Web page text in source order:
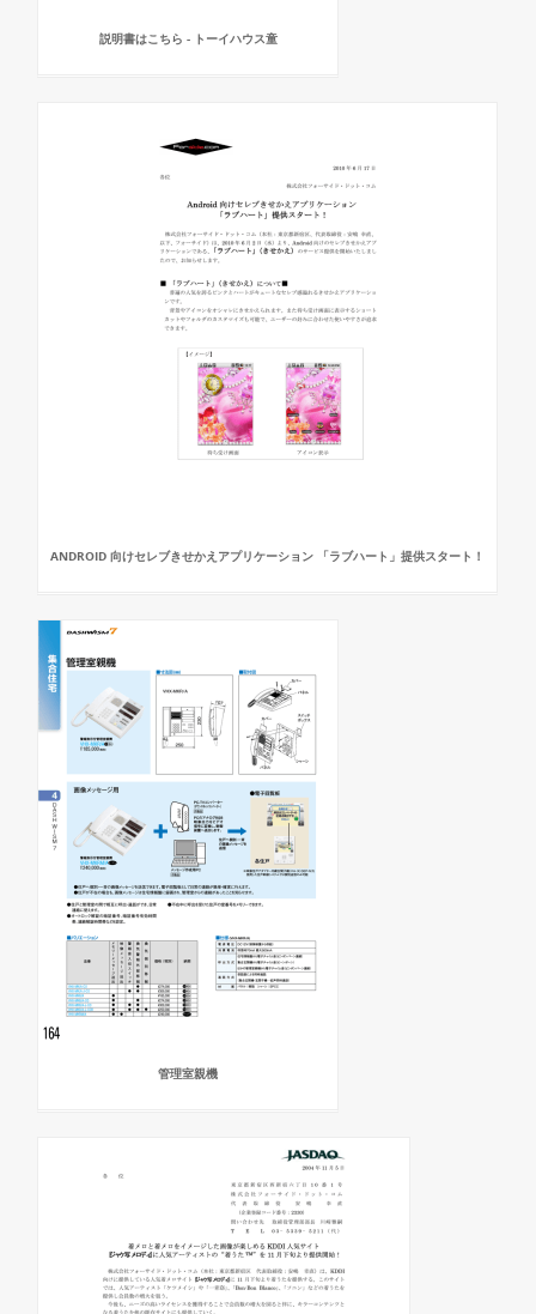
説明書はこちら - トーイハウス童
ANDROID 向けセレブきせかえアプリケーション 「ラブハート」提供スタート！
管理室親機